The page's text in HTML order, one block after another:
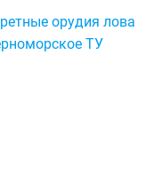
орудия лова
ТУ